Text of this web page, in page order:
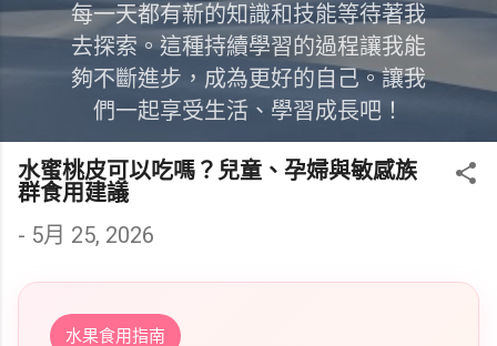
每一天都有新的知識和技能等待著我
去探索。這種持續學習的過程讓我能
夠不斷進步，成為更好的自己。讓我
們一起享受生活、學習成長吧！
水蜜桃皮可以吃嗎？兒童、孕婦與敏感族
群食用建議
- 5月 25, 2026
水果食用指南